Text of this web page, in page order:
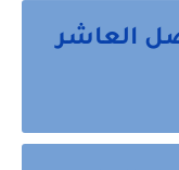
العاشر